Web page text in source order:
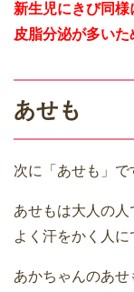
新生児にきび同様
皮脂分泌が多いた
あせも
次に「あせも」で
あせもは大人の人
よく汗をかく人に
あかちゃんのあせ